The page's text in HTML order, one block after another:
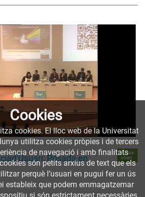
Posada en
Accés
obert
Cookies
cookies. El lloc web de la Universitat
utilitza cookies pròpies i de tercers
de navegació i amb finalitats
són petits arxius de text que els
perquè l’usuari en pugui fer un ús
estableix que podem emmagatzemar